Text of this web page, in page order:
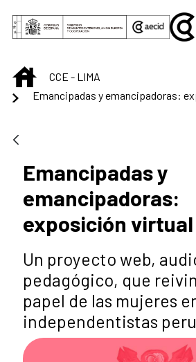
Saltar al contenido principal
INICIOCCE - LIMA
Emancipadas y
emancipadoras:
exposición virtual
Un proyecto web,
pedagógico, que
papel de las mujeres
independentistas